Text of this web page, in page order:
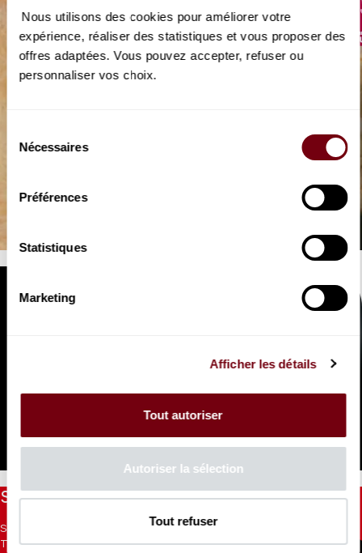
Nous utilisons des cookies pour améliorer votre
expérience, réaliser des statistiques et vous proposer des
offres adaptées. Vous pouvez accepter, refuser ou
personnaliser vos choix.
Nécessaires
Préférences
Statistiques
Marketing
Afficher les détails
Tout autoriser
Autoriser la sélection
Tout refuser
Véronique Gens
Hervé Niquet
Iphigénie en Tauride
Stay informed
Sign up for the newsletter to receive updates from the
Theatre.